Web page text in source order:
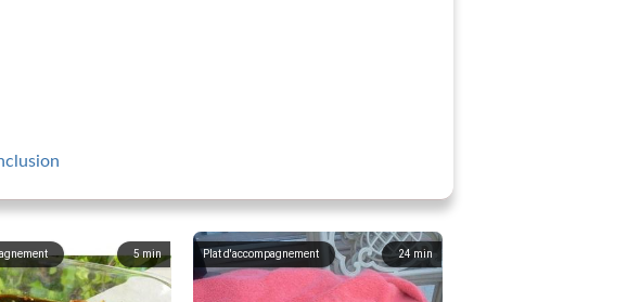
5min 24 min
Plat d'accompagnement